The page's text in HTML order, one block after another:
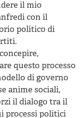
il mio
con il
politico di
questo processo
di governo
anime sociali,
il dialogo tra il
processi politici